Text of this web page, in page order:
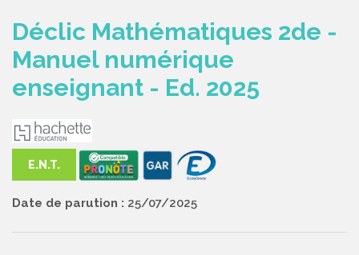
Déclic Mathématiques 2de -
Manuel numérique
enseignant - Ed. 2025
E.N.T.
Date de parution : 25/07/2025